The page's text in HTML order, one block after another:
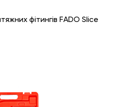
фітингів FADO Slice